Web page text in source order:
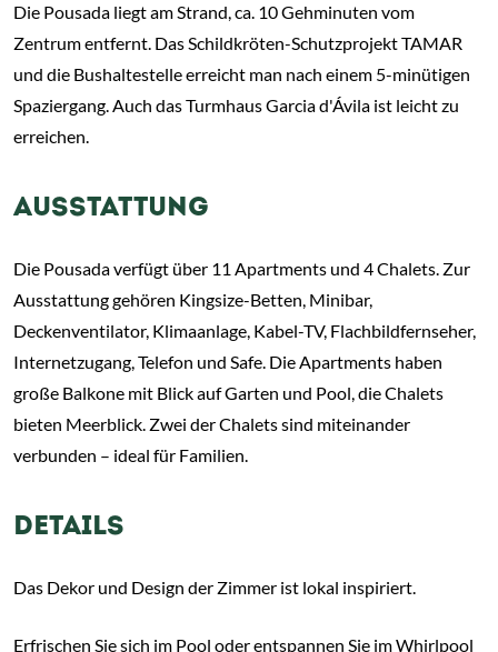
Die Pousada liegt am Strand, ca. 10 Gehminuten vom
Zentrum entfernt. Das Schildkröten-Schutzprojekt TAMAR
und die Bushaltestelle erreicht man nach einem 5-minütigen
Spaziergang. Auch das Turmhaus Garcia d'Ávila ist leicht zu
erreichen.
AUSSTATTUNG
Die Pousada verfügt über 11 Apartments und 4 Chalets. Zur
Ausstattung gehören Kingsize-Betten, Minibar,
Deckenventilator, Klimaanlage, Kabel-TV, Flachbildfernseher,
Internetzugang, Telefon und Safe. Die Apartments haben
große Balkone mit Blick auf Garten und Pool, die Chalets
bieten Meerblick. Zwei der Chalets sind miteinander
verbunden – ideal für Familien.
DETAILS
Das Dekor und Design der Zimmer ist lokal inspiriert.
Erfrischen Sie sich im Pool oder entspannen Sie im Whirlpool